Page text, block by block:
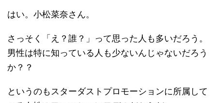
はい。小松菜奈さん。
さっそく「え？誰？」って思った人も多いだろう。
男性は特に知っている人も少ないんじゃないだろう
か？？
というのもスターダストプロモーションに所属して